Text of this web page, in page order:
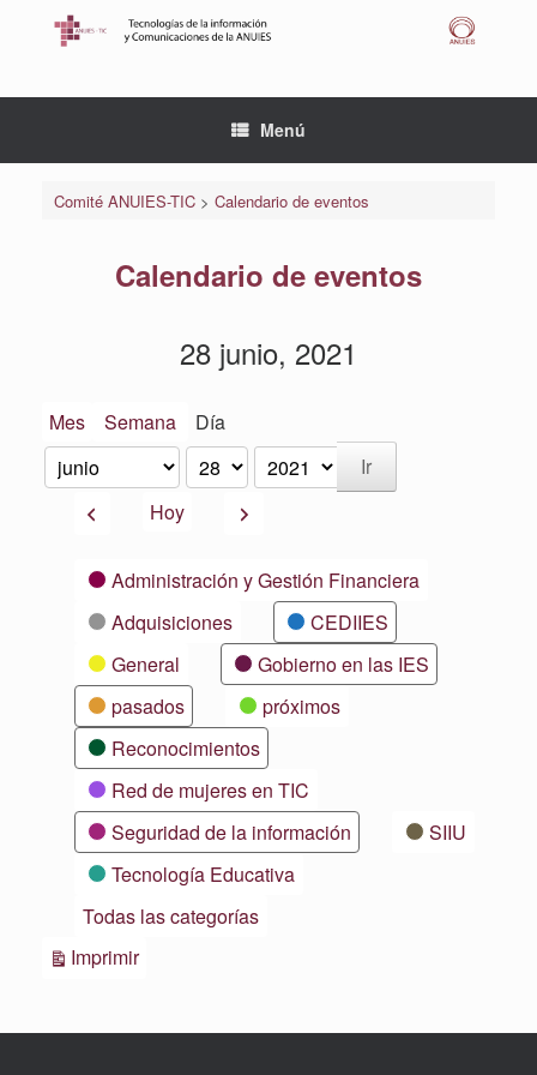
Menú
Comité ANUIES-TIC> Calendario de eventos
Calendario de eventos
28 junio, 2021
Mes Semana Día
Mes
Día
Año
AnteriorHoy Siguiente
CategoríasAdministración y Gestión Financiera
Adquisiciones
CEDIIES
General
Gobierno en las IES
pasados
próximos
Reconocimientos
Red de mujeres en TIC
Seguridad de la información
SIIU
Tecnología Educativa
Todas las categorías
ImprimirVistas